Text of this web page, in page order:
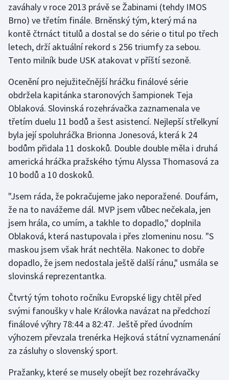
Plážový volejbal
Ragby
Rychlobruslení
Rychlostní kanoistika
Short track
Sportovní střelba
Stolní tenis
Veslování
Vodní slalom
Volejbal
Ostatní
zaváhaly v roce 2013 právě se Žabinami (tehdy IMOS
Brno) ve třetím finále. Brněnský tým, který má na
kontě čtrnáct titulů a dostal se do série o titul po třech
letech, drží aktuální rekord s 256 triumfy za sebou.
Tento milník bude USK atakovat v příští sezoně.
Ocenění pro nejužitečnější hráčku finálové série
obdržela kapitánka staronových šampionek Teja
Oblaková. Slovinská rozehrávačka zaznamenala ve
třetím duelu 11 bodů a šest asistencí. Nejlepší střelkyní
byla její spoluhráčka Brionna Jonesová, která k 24
bodům přidala 11 doskoků. Double double měla i druhá
americká hráčka pražského týmu Alyssa Thomasová za
10 bodů a 10 doskoků.
"Jsem ráda, že pokračujeme jako neporažené. Doufám,
že na to navážeme dál. MVP jsem vůbec nečekala, jen
jsem hrála, co umím, a takhle to dopadlo," doplnila
Oblaková, která nastupovala i přes zlomeninu nosu. "S
maskou jsem však hrát nechtěla. Nakonec to dobře
dopadlo, že jsem nedostala ještě další ránu," usmála se
slovinská reprezentantka.
Čtvrtý tým tohoto ročníku Evropské ligy chtěl před
svými fanoušky v hale Královka navázat na předchozí
finálové výhry 78:44 a 82:47. Ještě před úvodním
výhozem převzala trenérka Hejková státní vyznamenání
za zásluhy o slovenský sport.
Pražanky, které se musely obejít bez rozehrávačky